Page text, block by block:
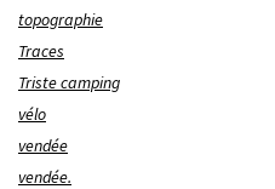
topographie
Traces
Triste camping
vélo
vendée
vendée.